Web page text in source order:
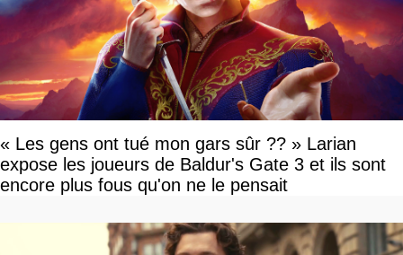
« Les gens ont tué mon gars sûr ?? » Larian
expose les joueurs de Baldur's Gate 3 et ils sont
encore plus fous qu'on ne le pensait